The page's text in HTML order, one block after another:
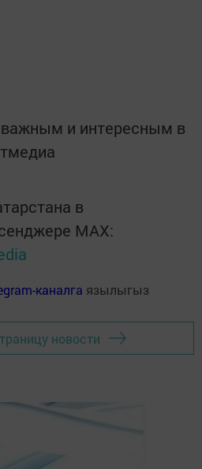
и интересным в
в
MАХ:
каналга язылыгыз
новости